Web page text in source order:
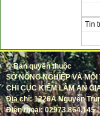
Tin
© Bản quyền thuộc
SỞ NÔNG NGHIỆP VÀ
CHI CỤC KIỂM LÂM AN
Địa chỉ: 1226A Nguyễn
Điện thoại: 02973.864.145